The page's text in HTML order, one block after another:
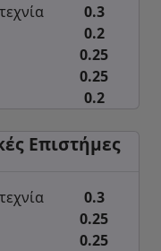
0.3
0.2
0.25
0.25
0.2
Επιστήμες
0.3
0.25
0.25